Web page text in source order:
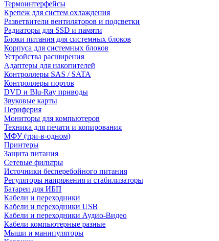
Термоинтерфейсы
Крепеж для систем охлаждения
Разветвители вентиляторов и подсветки
Радиаторы для SSD и памяти
Блоки питания для системных блоков
Корпуса для системных блоков
Устройства расширения
Адаптеры для накопителей
Контроллеры SAS / SATA
Контроллеры портов
DVD и Blu-Ray приводы
Звуковые карты
Периферия
Мониторы для компьютеров
Техника для печати и копирования
МФУ (три-в-одном)
Принтеры
Защита питания
Сетевые фильтры
Источники бесперебойного питания
Регуляторы напряжения и стабилизаторы
Батареи для ИБП
Кабели и переходники
Кабели и переходники USB
Кабели и переходники Аудио-Видео
Кабели компьютерные разные
Мыши и манипуляторы